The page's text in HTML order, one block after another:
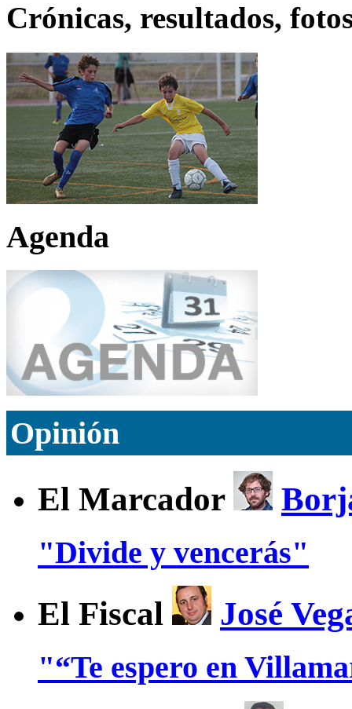
Crónicas, resultados,
Agenda
Opinión
El Marcador
"Divide y vencerás"
El Fiscal José
"“Te espero en